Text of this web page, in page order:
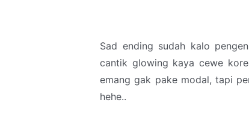
Sad ending sudah kalo
cantik glowing kaya cewe
emang gak pake modal, tapi
hehe..